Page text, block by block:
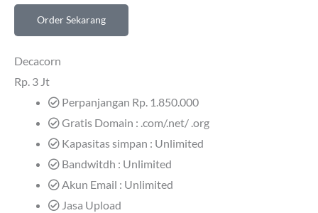
Order Sekarang
Decacorn
Rp. 3 Jt
Perpanjangan Rp. 1.850.000
Gratis Domain : .com/.net/ .org
Kapasitas simpan : Unlimited
Bandwitdh : Unlimited
Akun Email : Unlimited
Jasa Upload